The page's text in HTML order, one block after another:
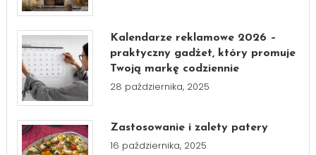
Kalendarze reklamowe 2026 –
praktyczny gadżet, który promuje
Twoją markę codziennie
28 października, 2025
Zastosowanie i zalety patery
16 października, 2025